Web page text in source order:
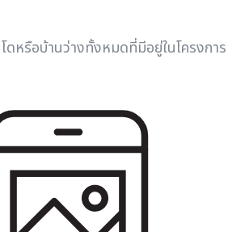
ดหรือบ้านว่างทั้งหมดที่มีอยู่ในโครงการ